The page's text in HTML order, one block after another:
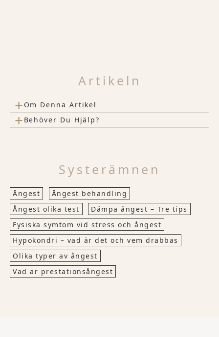
Artikeln
+ Om Denna Artikel
+ Behöver Du Hjälp?
Systerämnen
Ångest
Ångest behandling
Ångest olika test
Dämpa ångest – Tre tips
Fysiska symtom vid stress och ångest
Hypokondri – vad är det och vem drabbas
Olika typer av ångest
Vad är prestationsångest